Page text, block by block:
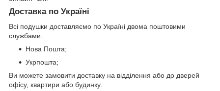
Доставка по Україні
Всі подушки доставляємо по Україні двома поштовими
службами:
Нова Пошта;
Укрпошта;
Ви можете замовити доставку на відділення або до дверей
офісу, квартири або будинку.